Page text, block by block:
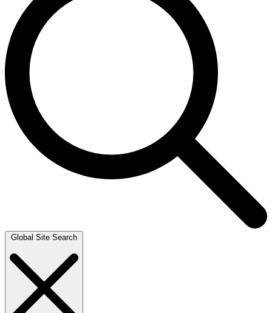
Global Site Search